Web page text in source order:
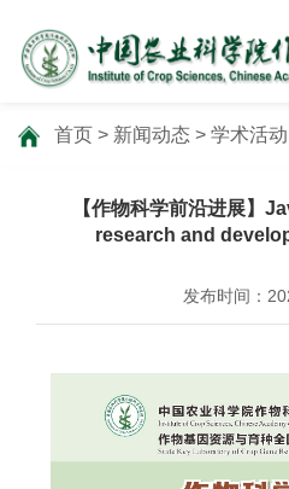
首页 > 新闻动态 > 学术活动
【作物科学前沿进展】
research and
发布时间：